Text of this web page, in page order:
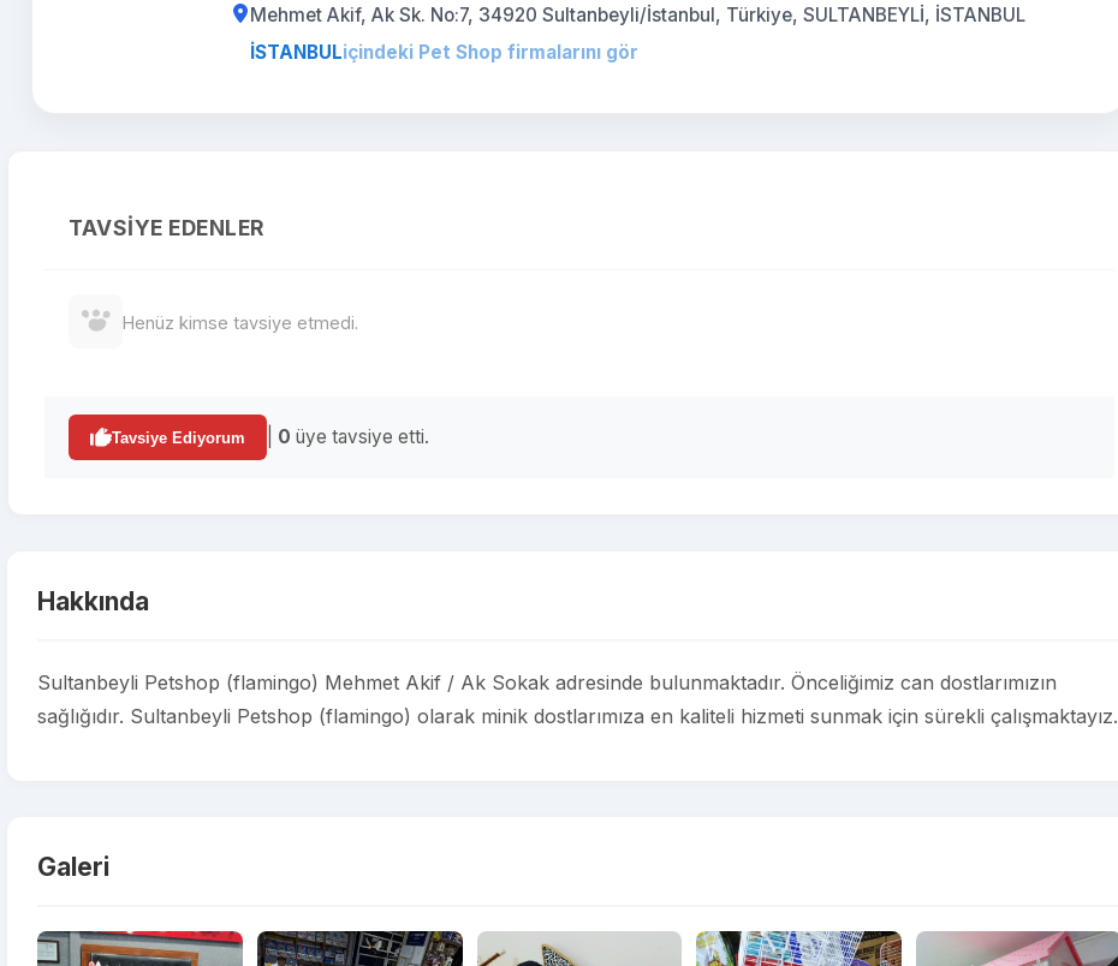
Mehmet Akif, Ak Sk. No:7, 34920 Sultanbeyli/İstanbul, Türkiye, SULTANBEYLİ, İSTANBUL
İSTANBULiçindeki Pet Shop firmalarını gör
TAVSIYE EDENLER
Henüz kimse tavsiye etmedi.
Tavsiye Ediyorum 0 üye tavsiye etti.
Hakkında
Sultanbeyli Petshop (flamingo) Mehmet Akif / Ak Sokak adresinde bulunmaktadır. Önceliğimiz can dostlarımızın
sağlığıdır. Sultanbeyli Petshop (flamingo) olarak minik dostlarımıza en kaliteli hizmeti sunmak için sürekli çalışmaktayız.
Galeri